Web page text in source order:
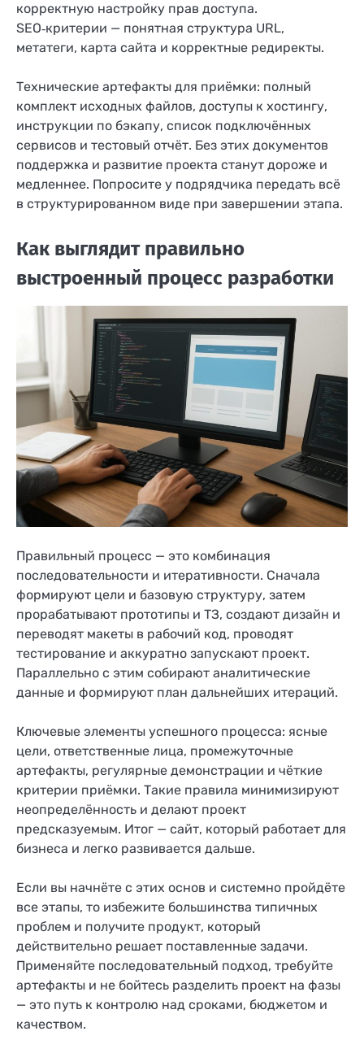
корректную настройку прав доступа.
SEO‑критерии — понятная структура URL,
метатеги, карта сайта и корректные редиректы.
Технические артефакты для приёмки: полный
комплект исходных файлов, доступы к хостингу,
инструкции по бэкапу, список подключённых
сервисов и тестовый отчёт. Без этих документов
поддержка и развитие проекта станут дороже и
медленнее. Попросите у подрядчика передать всё
в структурированном виде при завершении этапа.
Как выглядит правильно
выстроенный процесс разработки
Правильный процесс — это комбинация
последовательности и итеративности. Сначала
формируют цели и базовую структуру, затем
прорабатывают прототипы и ТЗ, создают дизайн и
переводят макеты в рабочий код, проводят
тестирование и аккуратно запускают проект.
Параллельно с этим собирают аналитические
данные и формируют план дальнейших итераций.
Ключевые элементы успешного процесса: ясные
цели, ответственные лица, промежуточные
артефакты, регулярные демонстрации и чёткие
критерии приёмки. Такие правила минимизируют
неопределённость и делают проект
предсказуемым. Итог — сайт, который работает для
бизнеса и легко развивается дальше.
Если вы начнёте с этих основ и системно пройдёте
все этапы, то избежите большинства типичных
проблем и получите продукт, который
действительно решает поставленные задачи.
Применяйте последовательный подход, требуйте
артефакты и не бойтесь разделить проект на фазы
— это путь к контролю над сроками, бюджетом и
качеством.